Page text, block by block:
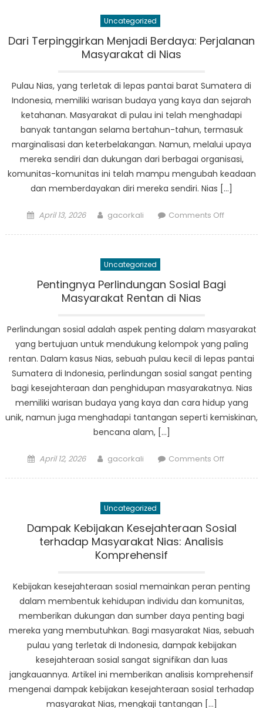
Nias
Uncategorized
Dari Terpinggirkan Menjadi Berdaya: Perjalanan
Masyarakat di Nias
Pulau Nias, yang terletak di lepas pantai barat Sumatera di
Indonesia, memiliki warisan budaya yang kaya dan sejarah
ketahanan. Masyarakat di pulau ini telah menghadapi
banyak tantangan selama bertahun-tahun, termasuk
marginalisasi dan keterbelakangan. Namun, melalui upaya
mereka sendiri dan dukungan dari berbagai organisasi,
komunitas-komunitas ini telah mampu mengubah keadaan
dan memberdayakan diri mereka sendiri. Nias […]
Posted
April 13, 2026 Author
gacorkali Comments Offon
Uncategorized
Pentingnya Perlindungan Sosial Bagi
Masyarakat Rentan di Nias
Perlindungan sosial adalah aspek penting dalam masyarakat
yang bertujuan untuk mendukung kelompok yang paling
rentan. Dalam kasus Nias, sebuah pulau kecil di lepas pantai
Sumatera di Indonesia, perlindungan sosial sangat penting
bagi kesejahteraan dan penghidupan masyarakatnya. Nias
memiliki warisan budaya yang kaya dan cara hidup yang
unik, namun juga menghadapi tantangan seperti kemiskinan,
bencana alam, […]
Posted
April 12, 2026 Author
gacorkali Comments Offon
Uncategorized
Dampak Kebijakan Kesejahteraan Sosial
terhadap Masyarakat Nias: Analisis
Komprehensif
Kebijakan kesejahteraan sosial memainkan peran penting
dalam membentuk kehidupan individu dan komunitas,
memberikan dukungan dan sumber daya penting bagi
mereka yang membutuhkan. Bagi masyarakat Nias, sebuah
pulau yang terletak di Indonesia, dampak kebijakan
kesejahteraan sosial sangat signifikan dan luas
jangkauannya. Artikel ini memberikan analisis komprehensif
mengenai dampak kebijakan kesejahteraan sosial terhadap
masyarakat Nias, mengkaji tantangan […]